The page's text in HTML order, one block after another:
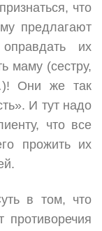
что
предлагают
их
маму (сестру,
Они же так
И тут надо
что все
прожить их
в том, что
противоречия